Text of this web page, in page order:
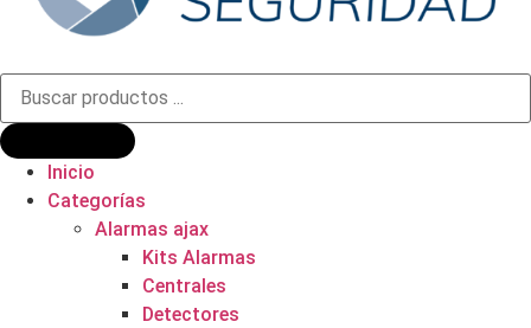
Búsqueda
productos
Inicio
Categorías
Alarmas ajax
Kits Alarmas
Centrales
Detectores